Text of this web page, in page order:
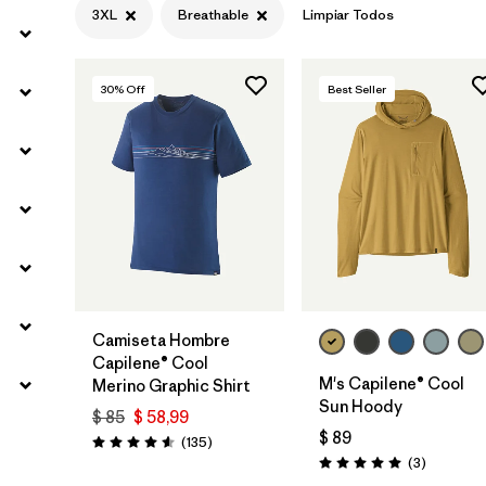
Filtrar por
Gender
3XL Breathable Limpiar Todos
30% Off
Camiseta Hombre
Capilene® Cool
Merino Graphic Shirt
$ 85 $ 58,99
Valoración: 4.6 / 5
(135Comentarios
)
Best Seller
M's Capilene® Cool
Sun Hoody
$ 89
Valoración: 5.0 / 5
(3)